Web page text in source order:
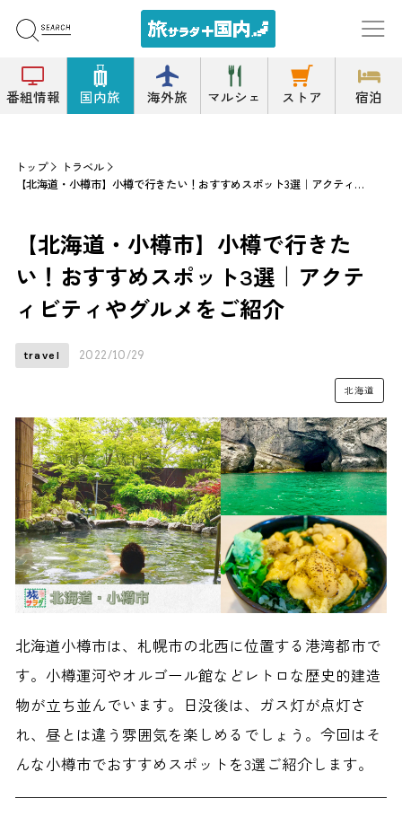
番組情報 国内旅 海外旅 マルシェ ストア 宿泊
トップ
トラベル
【北海道・小樽市】小樽で行きたい！おすすめスポット3選｜アクティビティやグルメをご紹介
【北海道・小樽市】小樽で行きた
い！おすすめスポット3選｜アクテ
ィビティやグルメをご紹介
travel 2022/10/29
北海道
北海道小樽市は、札幌市の北西に位置する港湾都市で
す。小樽運河やオルゴール館などレトロな歴史的建造
物が立ち並んでいます。日没後は、ガス灯が点灯さ
れ、昼とは違う雰囲気を楽しめるでしょう。今回はそ
んな小樽市でおすすめスポットを3選ご紹介します。